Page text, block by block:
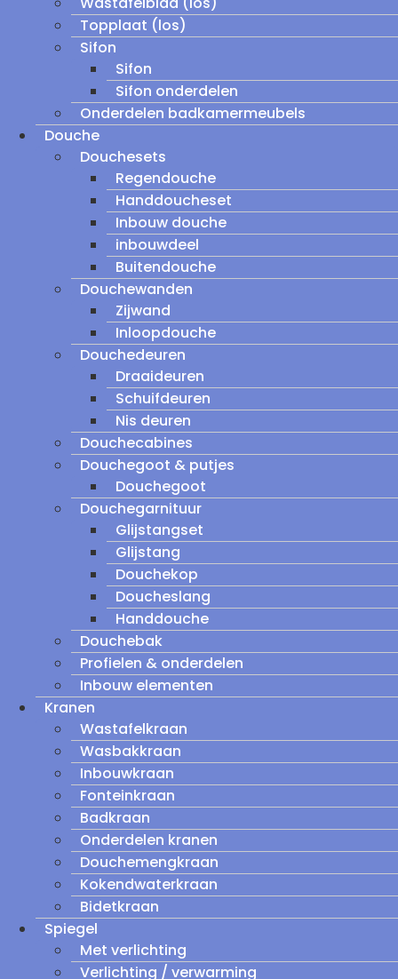
Topplaat (los)
Sifon
Sifon
Sifon onderdelen
Onderdelen badkamermeubels
Douche
Douchesets
Regendouche
Handdoucheset
Inbouw douche
inbouwdeel
Buitendouche
Douchewanden
Zijwand
Inloopdouche
Douchedeuren
Draaideuren
Schuifdeuren
Nis deuren
Douchecabines
Douchegoot & putjes
Douchegoot
Douchegarnituur
Glijstangset
Glijstang
Douchekop
Doucheslang
Handdouche
Douchebak
Profielen & onderdelen
Inbouw elementen
Kranen
Wastafelkraan
Wasbakkraan
Inbouwkraan
Fonteinkraan
Badkraan
Onderdelen kranen
Douchemengkraan
Kokendwaterkraan
Bidetkraan
Spiegel
Met verlichting
Verlichting / verwarming